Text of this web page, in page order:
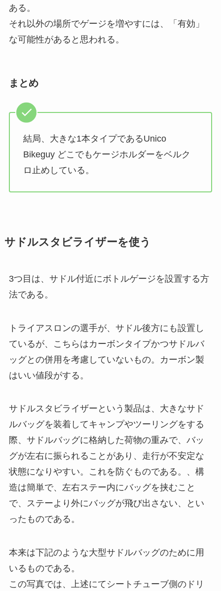
ある。
それ以外の場所でゲージを増やすには、「有効」
な可能性があると思われる。
まとめ
結局、大きな1本タイプであるUnico
Bikeguy どこでもケージホルダーをベルク
ロ止めしている。
サドルスタビライザーを使う
3つ目は、サドル付近にボトルゲージを設置する方
法である。
トライアスロンの選手が、サドル後方にも設置し
ているが、こちらはカーボンタイプかつサドルバ
ッグとの併用を考慮していないもの。カーボン製
はいい値段がする。
サドルスタビライザーという製品は、大きなサド
ルバッグを装着してキャンプやツーリングをする
際、サドルバッグに格納した荷物の重みで、バッ
グが左右に振られることがあり、走行が不安定な
状態になりやすい。これを防ぐものである。、構
造は簡単で、左右ステー内にバッグを挟むこと
で、ステーより外にバッグが飛び出さない、とい
ったものである。
本来は下記のような大型サドルバッグのために用
いるものである。
この写真では、上述にてシートチューブ側のドリ